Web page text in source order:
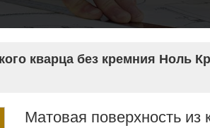
кварца без кремния Ноль
Матовая поверхность из